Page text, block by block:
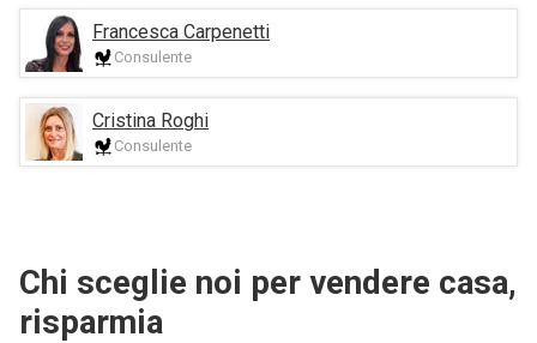
Francesca Carpenetti
Consulente
Cristina Roghi
Consulente
Chi sceglie noi per vendere casa,
risparmia